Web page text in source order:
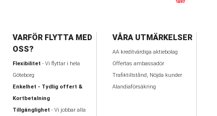
VARFÖR FLYTTA MED
OSS?
Flexibilitet - Vi flyttar i hela
Göteborg
Enkelhet - Tydlig offert &
Kortbetalning
Tillgänglighet - Vi jobbar alla
VÅRA UTMÄRKELSER
AA kreditvärdiga aktiebolag
Offertas ambassadör
Trafiktillstånd, Nöjda kunder
Alandiaförsäkring